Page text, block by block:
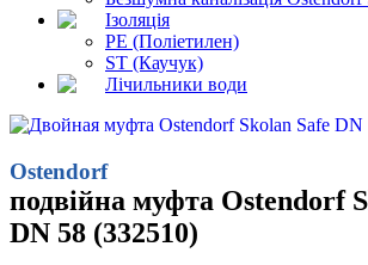
Ізоляція
PE (Поліетилен)
ST (Каучук)
Лічильники води
Ostendorf
подвійна муфта Ostendorf
DN 58 (332510)